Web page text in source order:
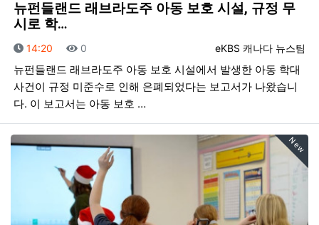
뉴펀들랜드 래브라도주 아동 보호 시설, 규정 무
시로 학…
등록자
eKBS 캐나다 뉴스팀
등록일
14:20 조회
0
뉴펀들랜드 래브라도주 아동 보호 시설에서 발생한 아동 학대
사건이 규정 미준수로 인해 은폐되었다는 보고서가 나왔습니
다. 이 보고서는 아동 보호 …
New